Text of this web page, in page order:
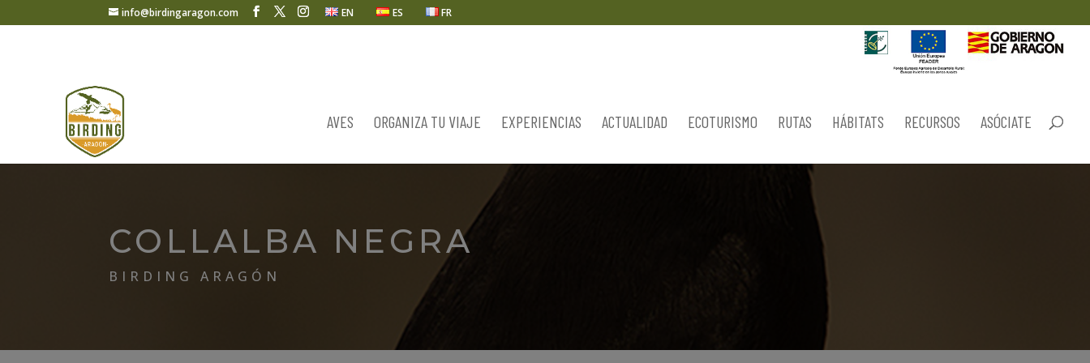
info@birdingaragon.com EN ES FR
AVES ORGANIZA TU VIAJE EXPERIENCIAS ACTUALIDAD ECOTURISMO RUTAS HÁBITATS RECURSOS ASÓCIATE
COLLALBA NEGRA
BIRDING ARAGÓN